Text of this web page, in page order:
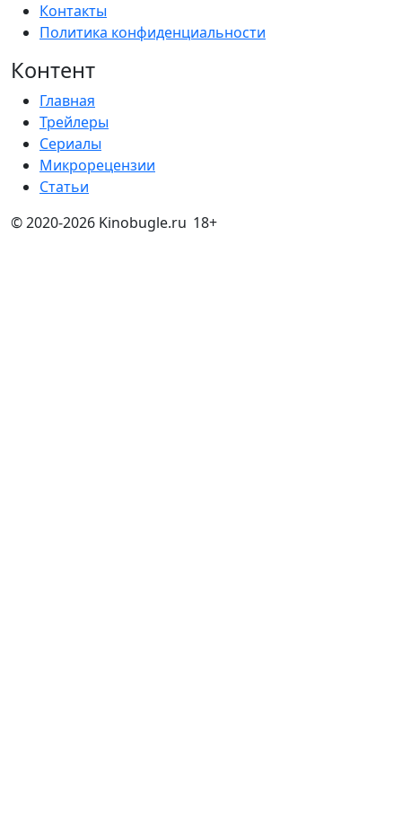
Контакты
Политика конфиденциальности
Контент
Главная
Трейлеры
Сериалы
Микрорецензии
Статьи
© 2020-2026 Kinobugle.ru 18+